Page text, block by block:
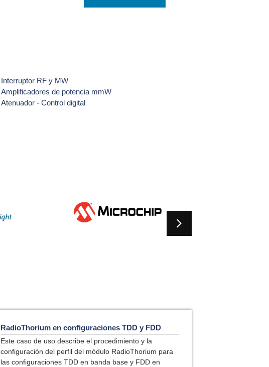
Interruptor RF y MW
Amplificadores de potencia mmW
Atenuador - Control digital
RadioThorium en configuraciones TDD y FDD
Este caso de uso describe el procedimiento y la
configuración del perfil del módulo RadioThorium para
las configuraciones TDD en banda base y FDD en